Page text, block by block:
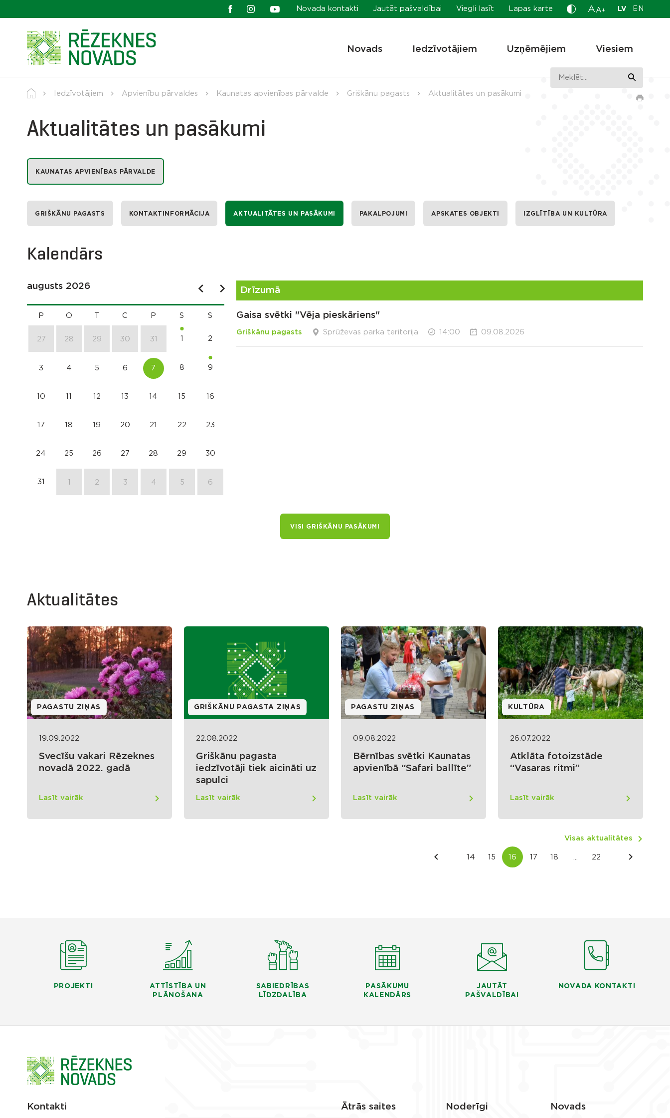
Novada kontakti Jautāt pašvaldībai Viegli lasīt Lapas karte A A+ LV EN
Novads Iedzīvotājiem Uzņēmējiem Viesiem
Iedzīvotājiem Apvienību pārvaldes Kaunatas apvienības pārvalde Griškānu pagasts Aktualitātes un pasākumi
Aktualitātes un pasākumi
KAUNATAS APVIENĪBAS PĀRVALDE
GRIŠKĀNU PAGASTS KONTAKTINFORMĀCIJA AKTUALITĀTES UN PASĀKUMI PAKALPOJUMI APSKATES OBJEKTI IZGLĪTĪBA UN KULTŪRA
Kalendārs
augusts 2026
P O C P S S
27 28 29 30 31 1 2
3 4 5 6 7 8 9
10 11 12 13 14 15 16
17 18 19 20 21 22 23
24 25 26 27 28 29 30
31 1 2 3 4 5 6
Drīzumā
Gaisa svētki "Vēja pieskāriens"
Griškānu pagasts Sprūževas parka teritorija 14:00 09.08.2026
VISI GRIŠKĀNU PASĀKUMI
Aktualitātes
PAGASTU ZIŅAS
19.09.2022
Svecīšu vakari Rēzeknes
novadā 2022. gadā
Lasīt vairāk
GRIŠKĀNU PAGASTA ZIŅAS
22.08.2022
Griškānu pagasta
iedzīvotāji tiek aicināti uz
sapulci
Lasīt vairāk
PAGASTU ZIŅAS
09.08.2022
Bērnības svētki Kaunatas
apvienībā “Safari ballīte”
Lasīt vairāk
KULTŪRA
26.07.2022
Atklāta fotoizstāde
“Vasaras ritmi”
Lasīt vairāk
Visas aktualitātes
PROJEKTI
ATTĪSTĪBA UN
PLĀNOŠANA
SABIEDRĪBAS
LĪDZDALĪBA
PASĀKUMU
KALENDĀRS
JAUTĀT
PAŠVALDĪBAI
NOVADA KONTAKTI
Kontakti Ātrās saites Noderīgi Novads